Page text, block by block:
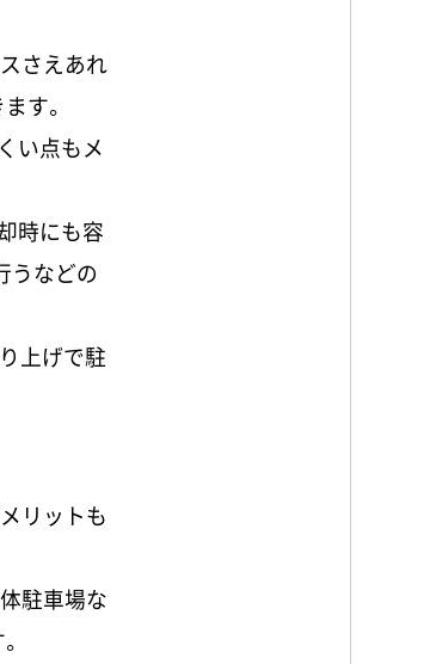
さえあれ
す。
い点もメ
時にも容
うなどの
上げで駐
リットも
駐車場な